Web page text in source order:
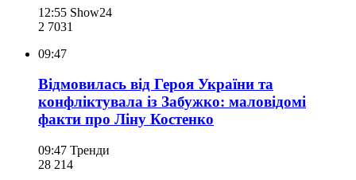
12:55 Show24
2 7031
09:47
Відмовилась від Героя України та
конфліктувала із Забужко: маловідомі
факти про Ліну Костенко
09:47 Тренди
28 214